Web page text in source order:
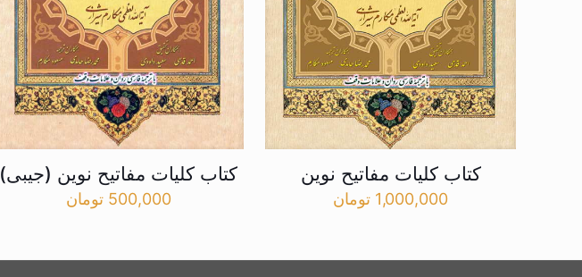
کتاب کلیات مفاتیح نوین
1,000,000 تومان
کتاب کلیات مفاتیح نوین (جیبی)
500,000 تومان